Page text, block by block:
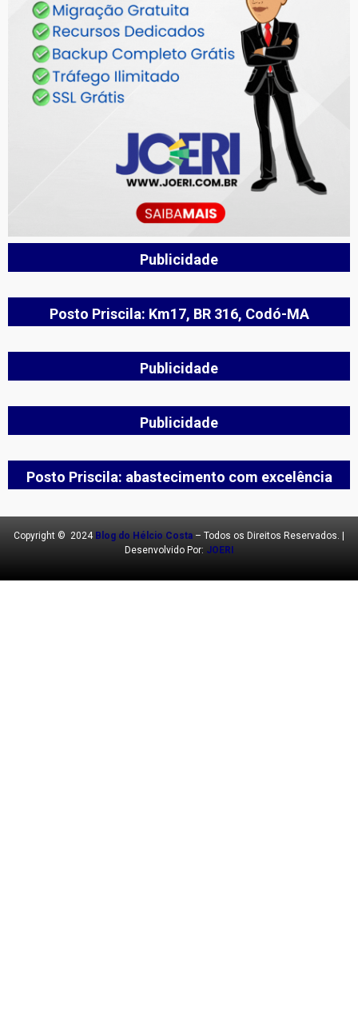
Publicidade
Posto Priscila: Km17, BR 316, Codó-MA
Publicidade
Publicidade
Posto Priscila: abastecimento com excelência
Copyright © 2024 Blog do Hélcio Costa – Todos os Direitos Reservados. |
Desenvolvido Por: JOERI